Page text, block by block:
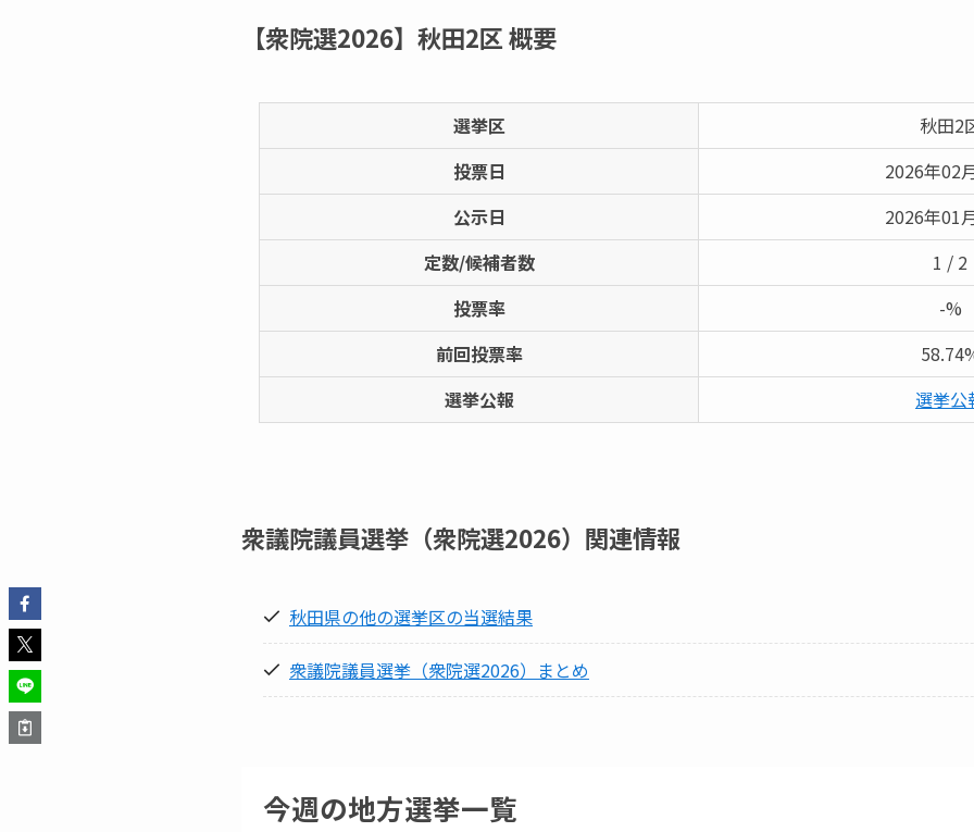
【衆院選2026】秋田2区概要
選挙区
秋田2
投票日
2026年02
公示日
2026年01
定数/候補者数
1 / 2
投票率
-%
前回投票率
選挙公報
選挙公
衆議院議員選挙（衆院選2026） 関連情報
秋田県の他の選挙区の当選結果
衆議院議員選挙（衆院選2026）まとめ
今週の地方選挙一覧